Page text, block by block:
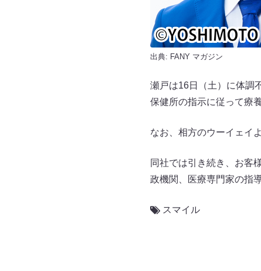
出典: FANY マガジン
瀬戸は16日（土）に体調
保健所の指示に従って療
なお、相方のウーイェイ
同社では引き続き、お客
政機関、医療専門家の指
スマイル